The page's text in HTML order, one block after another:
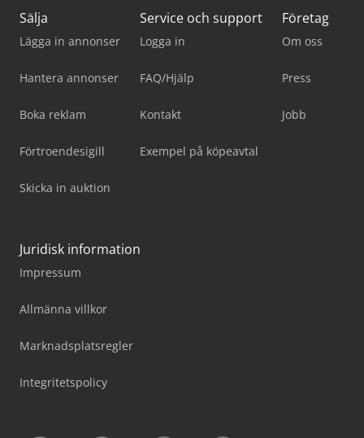
Sälja
Lägga in annonser
Hantera annonser
Boka reklam
Förtroendesigill
Skicka in auktion
Service och support
Logga in
FAQ/Hjälp
Kontakt
Exempel på köpeavtal
Företag
Om oss
Press
Jobb
Juridisk information
Impressum
Allmänna villkor
Marknadsplatsregler
Integritetspolicy